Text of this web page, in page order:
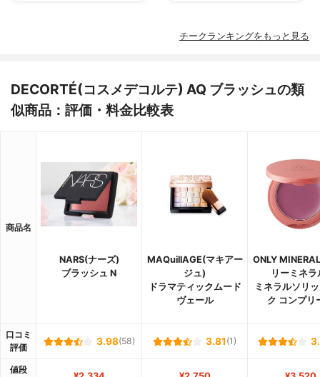
チークランキングをもっと見る
DECORTÉ(コスメデコルテ) AQ ブラッシュの類
似商品：評価・料金比較表
商品名
NARS(ナーズ)
ブラッシュ N
MAQuillAGE(マキアー
ジュ)
ドラマティックムード
ヴェール
ONLY
リーミネラ
ミネラルソリ
ク コンプリ
口コミ
評価
3.98(58) 3.81 (1)
値段